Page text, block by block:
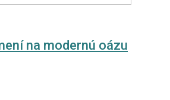
na modernú oázu